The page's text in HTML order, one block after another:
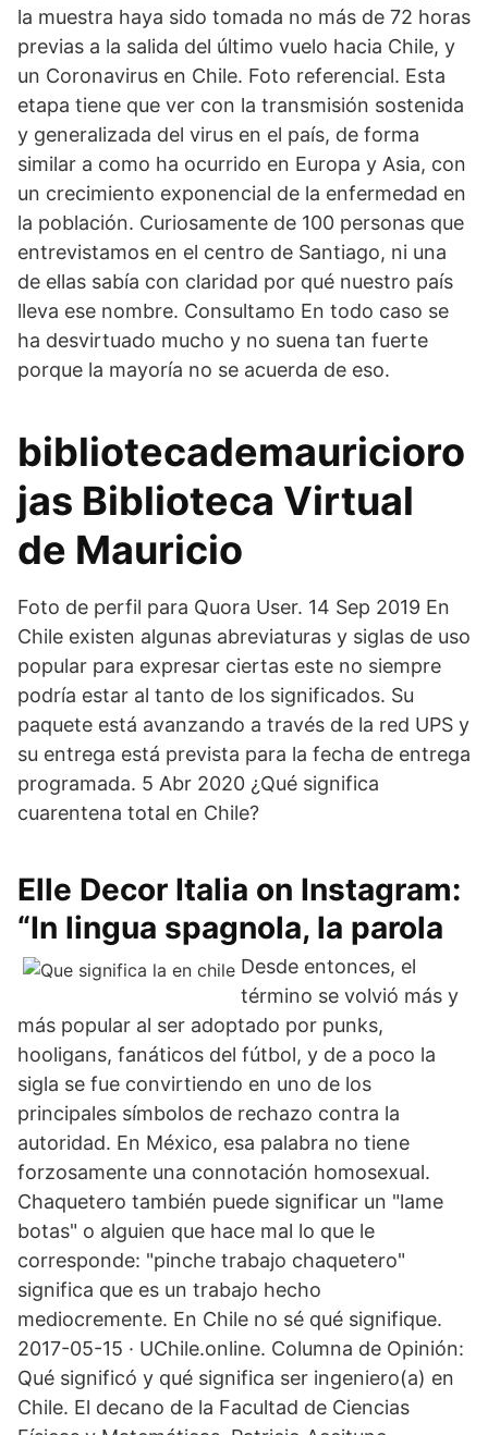
la muestra haya sido tomada no más de 72 horas
previas a la salida del último vuelo hacia Chile, y
un Coronavirus en Chile. Foto referencial. Esta
etapa tiene que ver con la transmisión sostenida
y generalizada del virus en el país, de forma
similar a como ha ocurrido en Europa y Asia, con
un crecimiento exponencial de la enfermedad en
la población. Curiosamente de 100 personas que
entrevistamos en el centro de Santiago, ni una
de ellas sabía con claridad por qué nuestro país
lleva ese nombre. Consultamo En todo caso se
ha desvirtuado mucho y no suena tan fuerte
porque la mayoría no se acuerda de eso.
bibliotecademauricioro
jas Biblioteca Virtual
de Mauricio
Foto de perfil para Quora User. 14 Sep 2019 En
Chile existen algunas abreviaturas y siglas de uso
popular para expresar ciertas este no siempre
podría estar al tanto de los significados. Su
paquete está avanzando a través de la red UPS y
su entrega está prevista para la fecha de entrega
programada. 5 Abr 2020 ¿Qué significa
cuarentena total en Chile?
Elle Decor Italia on Instagram:
“In lingua spagnola, la parola
Desde entonces, el
término se volvió más y
más popular al ser adoptado por punks,
hooligans, fanáticos del fútbol, y de a poco la
sigla se fue convirtiendo en uno de los
principales símbolos de rechazo contra la
autoridad. En México, esa palabra no tiene
forzosamente una connotación homosexual.
Chaquetero también puede significar un "lame
botas" o alguien que hace mal lo que le
corresponde: "pinche trabajo chaquetero"
significa que es un trabajo hecho
mediocremente. En Chile no sé qué signifique.
2017-05-15 · UChile.online. Columna de Opinión:
Qué significó y qué significa ser ingeniero(a) en
Chile. El decano de la Facultad de Ciencias